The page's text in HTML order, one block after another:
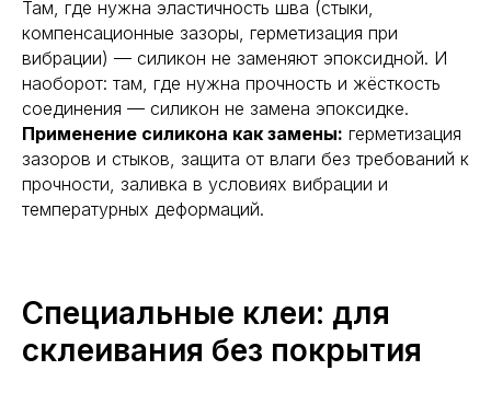
Там, где нужна эластичность шва (стыки,
компенсационные зазоры, герметизация при
вибрации) — силикон не заменяют эпоксидной. И
наоборот: там, где нужна прочность и жёсткость
соединения — силикон не замена эпоксидке.
Применение силикона как замены: герметизация
зазоров и стыков, защита от влаги без требований к
прочности, заливка в условиях вибрации и
температурных деформаций.
Специальные клеи: для
склеивания без покрытия